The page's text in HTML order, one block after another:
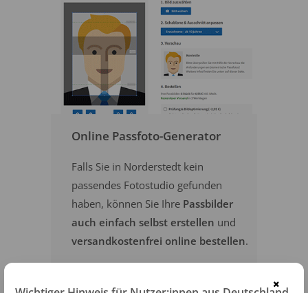
Online Passfoto-Generator
Falls Sie in Norderstedt kein
passendes Fotostudio gefunden
haben, können Sie Ihre Passbilder
auch einfach selbst erstellen und
versandkostenfrei online bestellen.
×